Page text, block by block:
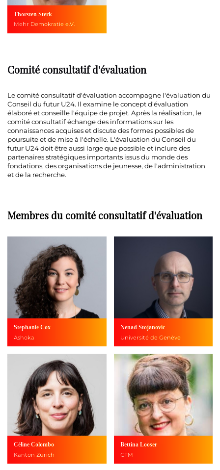
Thorsten Sterk
Mehr Demokratie e.V.
Comité consultatif d'évaluation
Le comité consultatif d'évaluation accompagne l'évaluation du
Conseil du futur U24. Il examine le concept d'évaluation
élaboré et conseille l'équipe de projet. Après la réalisation, le
comité consultatif échange des informations sur les
connaissances acquises et discute des formes possibles de
poursuite et de mise à l'échelle. L'évaluation du Conseil du
futur U24 doit être aussi large que possible et inclure des
partenaires stratégiques importants issus du monde des
fondations, des organisations de jeunesse, de l'administration
et de la recherche.
Membres du comité consultatif d'évaluation
Stephanie Cox
Ashoka
Nenad Stojanovic
Université de Genève
Céline Colombo
Kanton Zürich
Bettina Looser
CFM